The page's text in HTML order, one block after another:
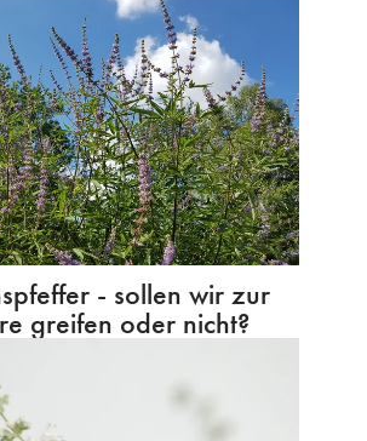
- sollen wir zur
greifen oder nicht?